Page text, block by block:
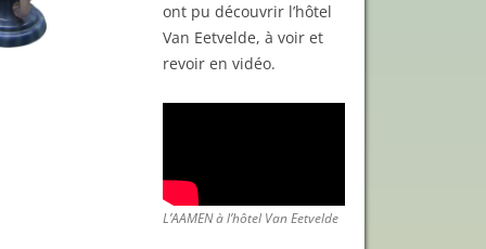
ont pu découvrir l’hôtel
Van Eetvelde, à voir et
revoir en vidéo.
L’AAMEN à l’hôtel Van Eetvelde